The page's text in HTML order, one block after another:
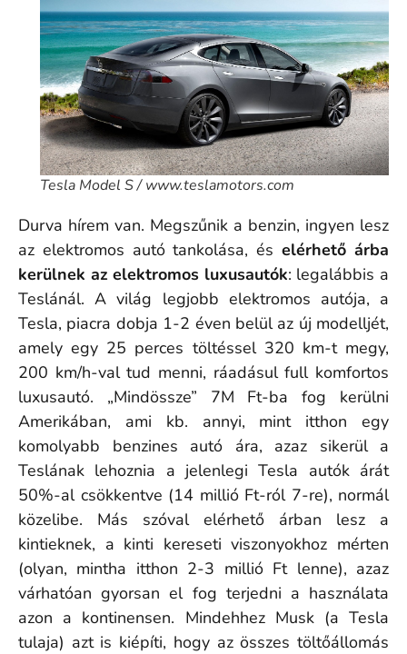
Tesla Model S / www.teslamotors.com
Durva hírem van. Megszűnik a benzin, ingyen lesz
az elektromos autó tankolása, éselérhető árba
kerülnek az elektromos luxusautók: legalábbis a
Teslánál. A világ legjobb elektromos autója, a
Tesla, piacra dobja 1-2 éven belül az új modelljét,
amelyegy 25 perces töltéssel 320 km-t megy,
200 km/h-val tud menni, ráadásul full komfortos
luxusautó. „Mindössze” 7M Ft-ba fog kerülni
Amerikában, ami kb. annyi, mint itthon egy
komolyabb benzines autó ára, azaz sikerül a
Teslának lehoznia a jelenlegi Tesla autók árát
50%-al csökkentve (14 millió Ft-ról 7-re), normál
közelibe. Más szóval elérhető árban lesz a
kintieknek, a kinti kereseti viszonyokhoz mérten
(olyan, mintha itthon 2-3 millió Ft lenne), azaz
várhatóan gyorsan el fog terjedni a használata
azon a kontinensen. Mindehhez Musk (a Tesla
tulaja) azt is kiépíti, hogy az összes töltőállomás